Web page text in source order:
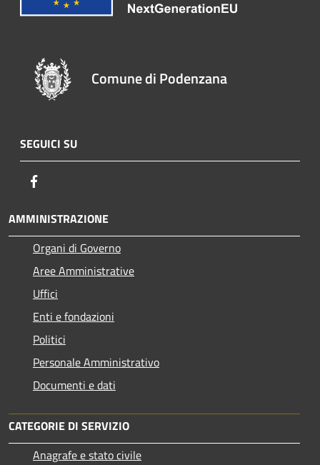
Comune di Podenzana
SEGUICI SU
AMMINISTRAZIONE
Organi di Governo
Aree Amministrative
Uffici
Enti e fondazioni
Politici
Personale Amministrativo
Documenti e dati
CATEGORIE DI SERVIZIO
Anagrafe e stato civile